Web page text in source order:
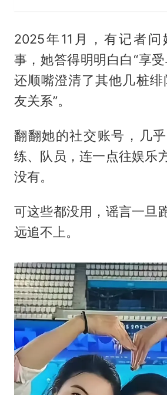
2025年11月，有记者
事，她答得明明白白“享
还顺嘴澄清了其他几桩绯
友关系”。
翻翻她的社交账号，几
练、队员，连一点往娱乐
没有。
可这些都没用，谣言一旦
远追不上。